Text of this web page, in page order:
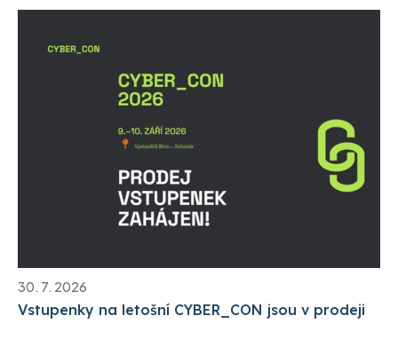
30. 7. 2026
Vstupenky na letošní CYBER_CON jsou v prodeji